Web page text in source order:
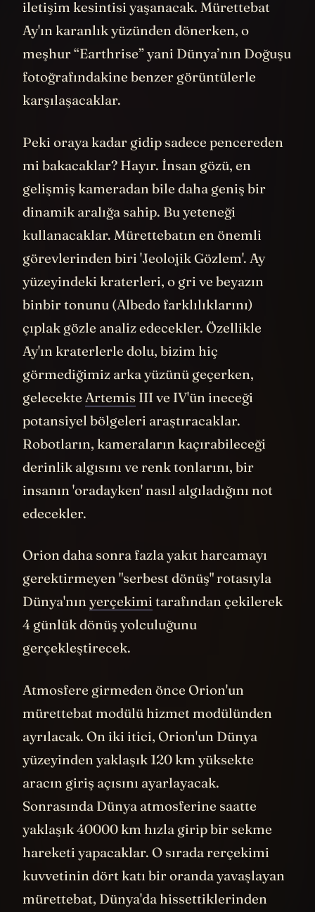
görev kontrol ile uzay aracı arasında bir
iletişim kesintisi yaşanacak. Mürettebat
Ay'ın karanlık yüzünden dönerken, o
meşhur “Earthrise” yani Dünya’nın Doğuşu
fotoğrafındakine benzer görüntülerle
Peki oraya kadar gidip sadece pencereden
mi bakacaklar? Hayır. İnsan gözü, en
gelişmiş kameradan bile daha geniş bir
dinamik aralığa sahip. Bu yeteneği
kullanacaklar. Mürettebatın en önemli
görevlerinden biri 'Jeolojik Gözlem'. Ay
yüzeyindeki kraterleri, o gri ve beyazın
binbir tonunu (Albedo farklılıklarını)
çıplak gözle analiz edecekler. Özellikle
Ay'ın kraterlerle dolu, bizim hiç
görmediğimiz arka yüzünü geçerken,
gelecekteArtemisIII ve IV'ün ineceği
potansiyel bölgeleri araştıracaklar.
Robotların, kameraların kaçırabileceği
derinlik algısını ve renk tonlarını, bir
insanın 'oradayken' nasıl algıladığını not
Orion daha sonra fazla yakıt harcamayı
gerektirmeyen "serbest dönüş" rotasıyla
Dünya'nınyerçekimitarafından çekilerek
4 günlük dönüş yolculuğunu
Atmosfere girmeden önce Orion'un
mürettebat modülü hizmet modülünden
ayrılacak. On iki itici, Orion'un Dünya
yüzeyinden yaklaşık 120 km yüksekte
aracın giriş açısını ayarlayacak.
Sonrasında Dünya atmosferine saatte
yaklaşık 40000 km hızla girip bir sekme
hareketi yapacaklar. O sırada rerçekimi
kuvvetinin dört katı bir oranda yavaşlayan